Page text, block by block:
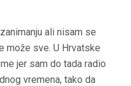
ali nisam se
može sve. U Hrvatske
jer sam do tada radio
vremena, tako da